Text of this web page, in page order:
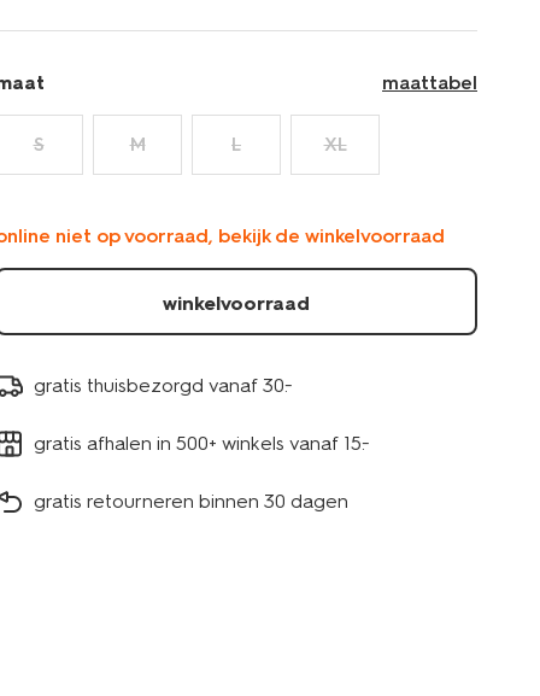
maattabel
S M L XL
niet op voorraad, bekijk de winkelvoorraad
winkelvoorraad
gratis thuisbezorgd vanaf 30.-
gratis afhalen in 500+ winkels vanaf 15.-
gratis retourneren binnen 30 dagen